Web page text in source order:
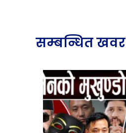
सम्बन्धित खवर